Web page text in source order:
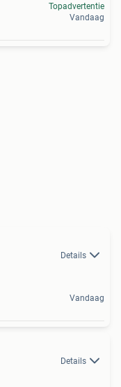
Topadvertentie
Vandaag
Details
Vandaag
Details